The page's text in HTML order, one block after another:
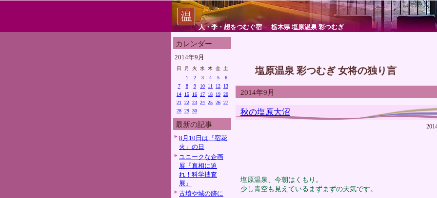
人・季・想をつむぐ宿 ― 栃木県 塩原温泉 彩つむぎ
カレンダー
2014年9月
日 月 火 水 木 金
土
1
2 3 4 5
6
7
8 9 10 11 12
13
14
15 16 17 18 19 20
21
22 23 24 25 26 27
28 29 30
最新の記事
8月10日は『宿花
火」の日
ユニークな企画
展『真相に迫
れ！科学捜査
展』
古墳や城の跡に
塩原温泉 彩つむぎ 女将の独り言
2014年9月
秋の塩原大沼
塩原温泉、今朝はくもり。
少し青空も見えているまずまずの天気です。